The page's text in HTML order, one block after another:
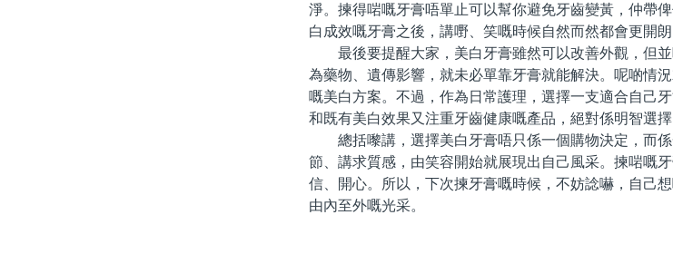
淨。揀得啱嘅牙膏唔單止可以幫你避免牙齒變黃，仲帶
白成效嘅牙膏之後，講嘢、笑嘅時候自然而然都會更開朗
最後要提醒大家，美白牙膏雖然可以改善外觀，但並
為藥物、遺傳影響，就未必單靠牙膏就能解決。呢啲情
嘅美白方案。不過，作為日常護理，選擇一支適合自己
和既有美白效果又注重牙齒健康嘅產品，絕對係明智選擇
總括嚟講，選擇美白牙膏唔只係一個購物決定，而係
節、講求質感，由笑容開始就展現出自己風采。揀啱嘅
信、開心。所以，下次揀牙膏嘅時候，不妨諗嚇，自己
由內至外嘅光采。